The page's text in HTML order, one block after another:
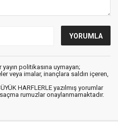
yayın politikasına uymayan;
veya imalar, inançlara saldırı içeren,
HARFLERLE yazılmış yorumlar
rumuzlar onaylanmamaktadır.